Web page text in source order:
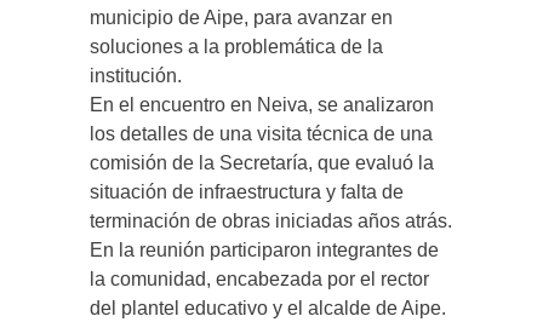
municipio de Aipe, para avanzar en
soluciones a la problemática de la
institución.
En el encuentro en Neiva, se analizaron
los detalles de una visita técnica de una
comisión de la Secretaría, que evaluó la
situación de infraestructura y falta de
terminación de obras iniciadas años atrás.
En la reunión participaron integrantes de
la comunidad, encabezada por el rector
del plantel educativo y el alcalde de Aipe.